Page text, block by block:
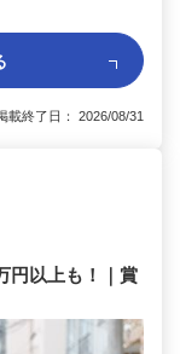
終了日： 2026/08/31
円以上も！｜賞